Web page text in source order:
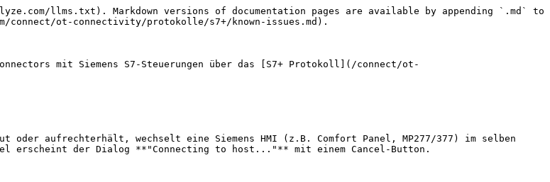
llms.txt). Markdown versions of documentation pages are available by appending `.md` to
connect/ot-connectivity/protokolle/s7+/known-issues.md).
mit Siemens S7-Steuerungen über das [S7+ Protokoll](/connect/ot-
oder aufrechterhält, wechselt eine Siemens HMI (z.B. Comfort Panel, MP277/377) im selben
erscheint der Dialog **"Connecting to host..."** mit einem Cancel-Button.